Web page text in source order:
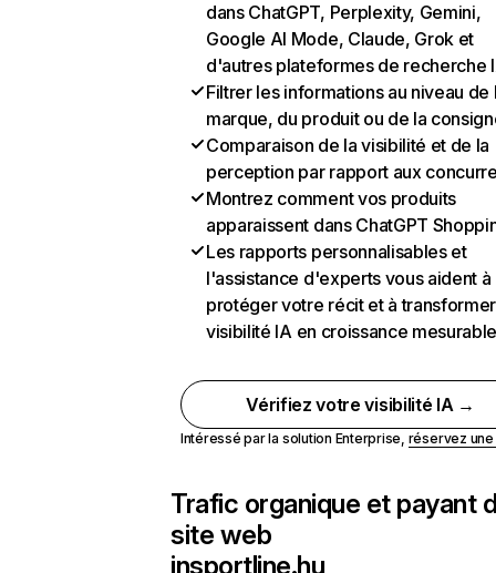
dans ChatGPT, Perplexity, Gemini,
Google AI Mode, Claude, Grok et
d'autres plateformes de recherche
Filtrer les informations au niveau de
marque, du produit ou de la
Comparaison de la visibilité et de la
perception par rapport aux
Montrez comment vos produits
apparaissent dans ChatGPT
Les rapports personnalisables et
l'assistance d'experts vous aident à
protéger votre récit et à
visibilité IA en croissance
Vérifiez votre visibilité IA →
Intéressé par la solution Enterprise, réservez
Trafic organique et payant
site web
insportline.hu